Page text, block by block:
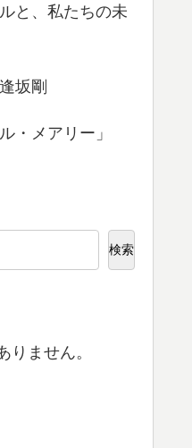
と、私たちの未
坂剛
・メアリー」
検索
りません。